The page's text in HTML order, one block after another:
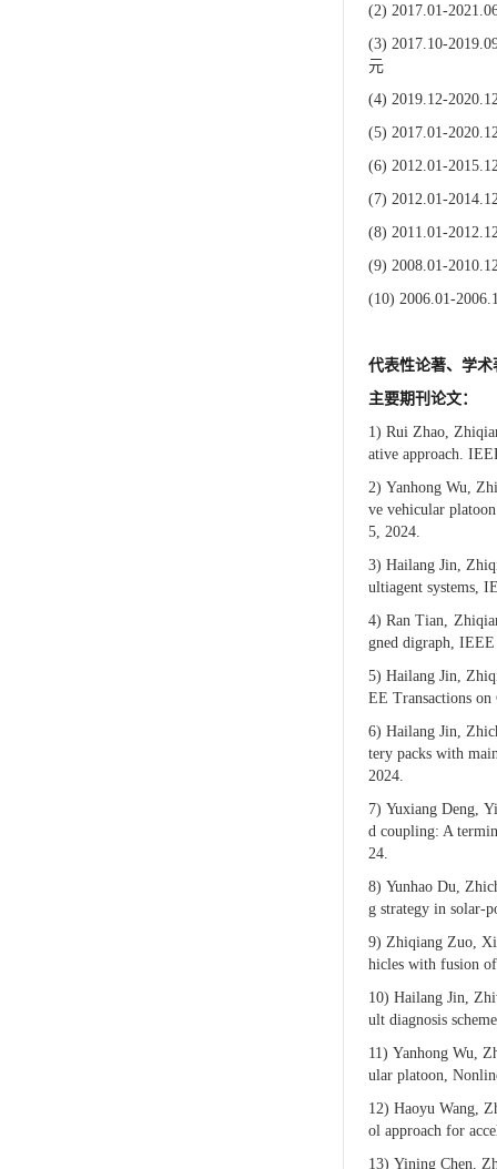
(2) 2017.01-
(3) 2017.10-
元
(4) 2019.12-
(5) 2017.01-
(6) 2012.01-
(7) 2012.01-
(8) 2011.01-
(9) 2008.01-
(10) 2006.01-
代表性论著、学术
主要期刊论文：
1) Rui Zhao,
ative approach.
2) Yanhong Wu,
ve vehicular
5, 2024.
3) Hailang Jin,
ultiagent systems,
4) Ran Tian,
gned digraph, IEEE
5) Hailang Jin,
EE Transactions
6) Hailang Jin,
tery packs with
2024.
7) Yuxiang Deng,
d coupling: A
24.
8) Yunhao Du,
g strategy in solar-
9) Zhiqiang Zuo,
hicles with fusion
10) Hailang Jin,
ult diagnosis
11) Yanhong Wu,
ular platoon,
12) Haoyu Wang,
ol approach for
13) Yining Chen,